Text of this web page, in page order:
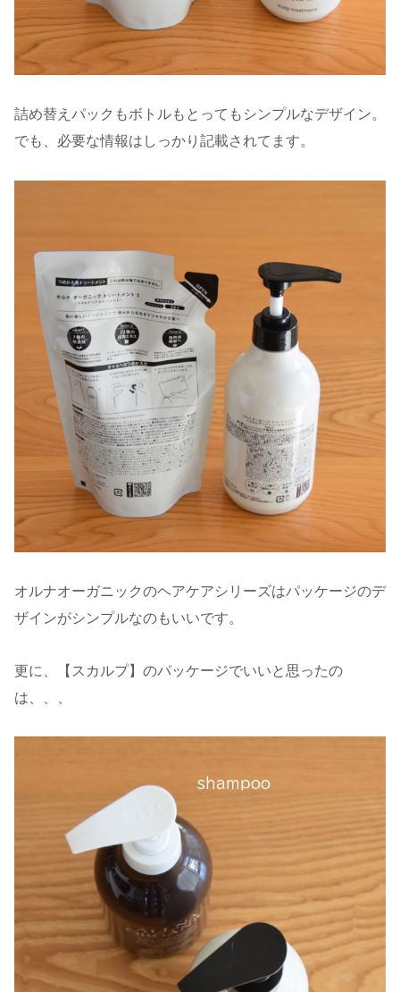
詰め替えパックもボトルもとってもシンプルなデザイン。
でも、必要な情報はしっかり記載されてます。
オルナオーガニックのヘアケアシリーズはパッケージのデ
ザインがシンプルなのもいいです。
更に、【スカルプ】のパッケージでいいと思ったの
は、、、